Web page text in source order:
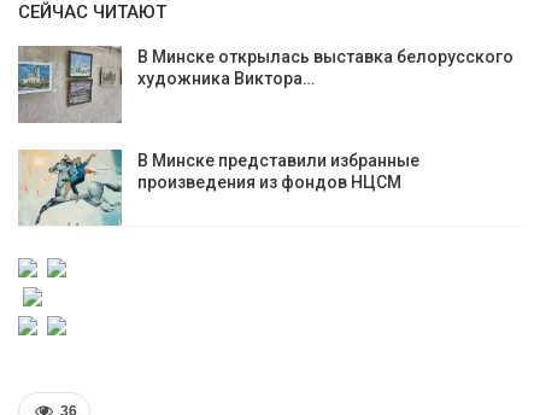
СЕЙЧАС ЧИТАЮТ
В Минске открылась выставка белорусского
художника Виктора…
В Минске представили избранные
произведения из фондов НЦСМ